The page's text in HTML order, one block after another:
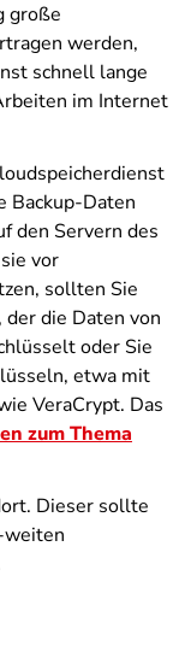
große
werden,
schnell lange
im Internet
Backup-Daten
den Servern des
vor
sollten Sie
die Daten von
oder Sie
etwa mit
VeraCrypt. Das
zum Thema
Dieser sollte
weiten